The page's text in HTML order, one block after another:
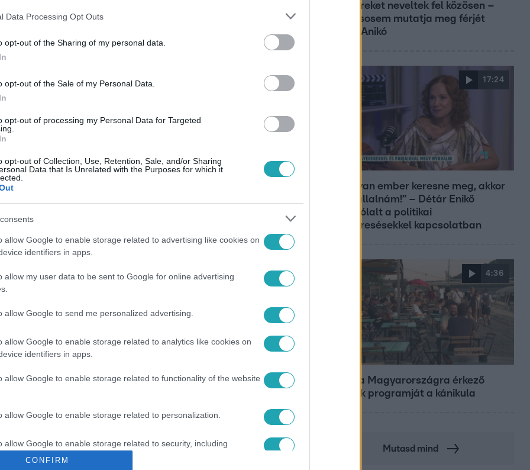
Data Processing Opt Outs
opt-out of the Sharing of my personal data.
opt-out of the Sale of my Personal Data.
opt-out of processing my Personal Data for Targeted
opt-out of Collection, Use, Retention, Sale, and/or Sharing
Data that Is Unrelated with the Purposes for which it
allow Google to enable storage related to advertising like cookies on
identifiers in apps.
allow my user data to be sent to Google for online advertising
allow Google to send me personalized advertising.
allow Google to enable storage related to analytics like cookies on
identifiers in apps.
allow Google to enable storage related to functionality of the website
allow Google to enable storage related to personalization.
allow Google to enable storage related to security, including
functionality and fraud prevention, and other user protection.
CONFIRM
egy budapesti társasház több emeletét.
lakásából terjed, aki halmoz és
jogász is segítséget ígért, de a helyiek
on!
legyen a Google-találatokban!
# VISZONY #CSÓTÁNY # ÁGYI POLOSKA #TÁRSASHÁZ
Öt gyereket neveltek fel közösen –
szinte sosem mutatja meg férjét
Ungár Anikó
17:24
„Ha olyan ember keresne meg, akkor
sem vállalnám!” – Détár Enikő
megszólalt a politikai
megkeresésekkel kapcsolatban
4:36
Átírta a Magyarországra érkező
turisták programját a kánikula
Mutasd mind